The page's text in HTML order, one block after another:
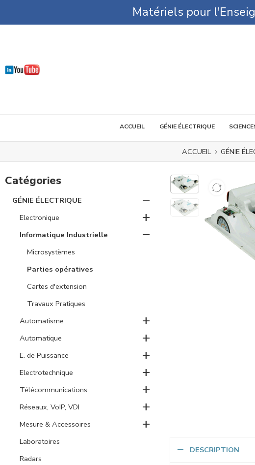
Matériels pour
ACCUEIL GÉNIE ÉLECTRIQUE
ACCUEIL GÉNIE
DESCRIPTION
Catégories
GÉNIE ÉLECTRIQUE −
Electronique +
Informatique Industrielle −
Microsystèmes
Parties opératives
Cartes d'extension
Travaux Pratiques
Automatisme
+
Automatique +
E. de Puissance +
Electrotechnique +
Télécommunications +
Réseaux, VoIP, VDI +
Mesure & Accessoires +
Laboratoires
Radars